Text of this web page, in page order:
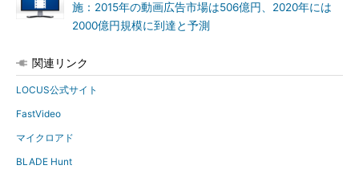
施：2015年の動画広告市場は506億円、2020年には
2000億円規模に到達と予測
関連リンク
LOCUS公式サイト
FastVideo
マイクロアド
BLADE Hunt